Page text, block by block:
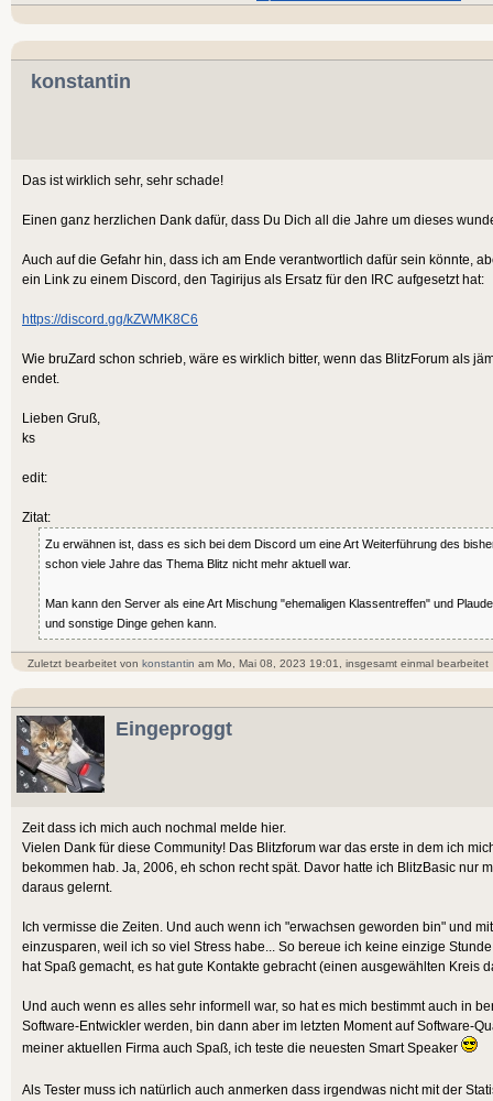
konstantin
Das ist wirklich sehr, sehr schade!
Einen ganz herzlichen Dank dafür, dass Du Dich all die Jahre um dieses
Auch auf die Gefahr hin, dass ich am Ende verantwortlich dafür sein könnte,
ein Link zu einem Discord, den Tagirijus als Ersatz für den IRC aufgesetzt hat:
https://discord.gg/kZWMK8C6
Wie bruZard schon schrieb, wäre es wirklich bitter, wenn das BlitzForum als
endet.
Lieben Gruß,
ks
edit:
Zitat:
Zu erwähnen ist, dass es sich bei dem Discord um eine Art Weiterführung des
schon viele Jahre das Thema Blitz nicht mehr aktuell war.
Man kann den Server als eine Art Mischung "ehemaligen Klassentreffen" und
und sonstige Dinge gehen kann.
Zuletzt bearbeitet von konstantin am Mo, Mai 08, 2023 19:01, insgesamt einmal bearbeitet
Eingeproggt
Zeit dass ich mich auch nochmal melde hier.
Vielen Dank für diese Community! Das Blitzforum war das erste in dem ich
bekommen hab. Ja, 2006, eh schon recht spät. Davor hatte ich BlitzBasic nur
daraus gelernt.
Ich vermisse die Zeiten. Und auch wenn ich "erwachsen geworden bin" und
einzusparen, weil ich so viel Stress habe... So bereue ich keine einzige
hat Spaß gemacht, es hat gute Kontakte gebracht (einen ausgewählten Kreis
Und auch wenn es alles sehr informell war, so hat es mich bestimmt auch in
Software-Entwickler werden, bin dann aber im letzten Moment auf Software-
meiner aktuellen Firma auch Spaß, ich teste die neuesten Smart Speaker
Als Tester muss ich natürlich auch anmerken dass irgendwas nicht mit der